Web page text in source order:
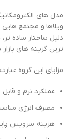
مدل های
ویلاها و مجتمع
دلیل ساختار ساده
ترین گزینه های
مزایای این گروه عبارت
عملکرد نرم و قابل
مصرف انرژی
هزینه سرویس